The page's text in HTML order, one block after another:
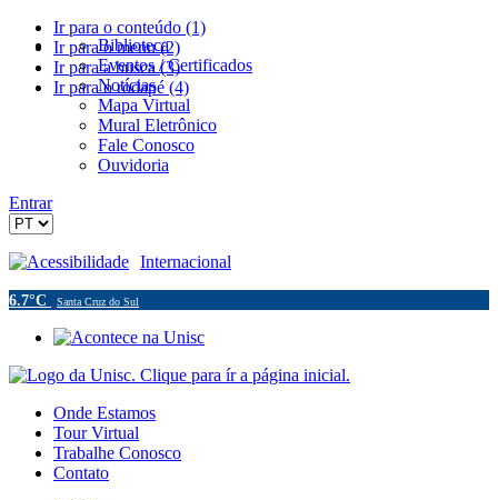
Ir para o conteúdo (1)
Ir para o menu (2)
Ir para a busca (3)
Ir para o rodapé (4)
Biblioteca
Eventos / Certificados
Notícias
Mapa Virtual
Mural Eletrônico
Fale Conosco
Ouvidoria
Entrar
Acessibilidade Internacional
6.7°C Santa Cruz do Sul
Onde Estamos
Tour Virtual
Trabalhe Conosco
Contato